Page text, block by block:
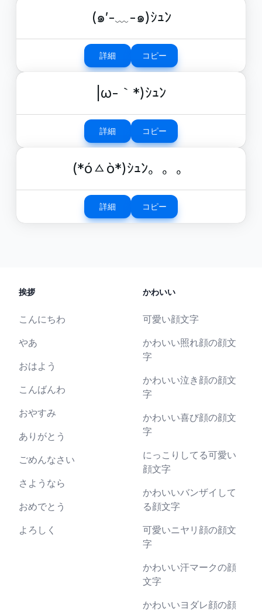
(๑′-﹏-๑)ｼｭﾝ
詳細 コピー
|ω-｀*)ｼｭﾝ
詳細 コピー
(*óㅿò*)ｼｭﾝ。。。
詳細 コピー
挨拶
こんにちわ
やあ
おはよう
こんばんわ
おやすみ
ありがとう
ごめんなさい
さようなら
おめでとう
よろしく
かわいい
可愛い顔文字
かわいい照れ顔の顔文
字
かわいい泣き顔の顔文
字
かわいい喜び顔の顔文
字
にっこりしてる可愛い
顔文字
かわいいバンザイして
る顔文字
可愛いニヤリ顔の顔文
字
かわいい汗マークの顔
文字
かわいいヨダレ顔の顔